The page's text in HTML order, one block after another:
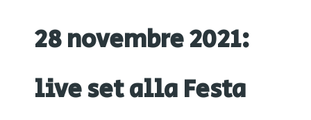
28 novembre 2021:
live set alla Festa